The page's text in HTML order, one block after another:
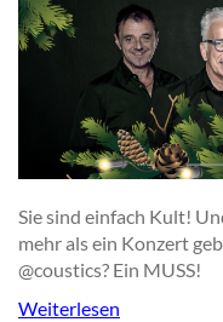
Sie sind einfach Kult!
mehr als ein Konzert
@coustics? Ein MUSS!
Weiterlesen